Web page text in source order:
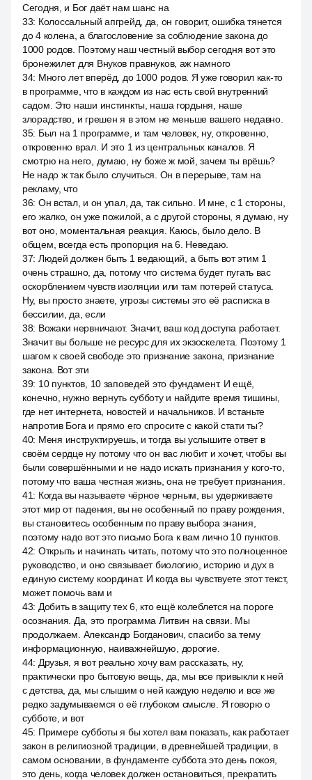
Сегодня, и Бог даёт нам шанс на
33: Колоссальный апгрейд, да, он говорит, ошибка тянется
до 4 колена, а благословение за соблюдение закона до
1000 родов. Поэтому наш честный выбор сегодня вот это
бронежилет для Внуков правнуков, аж намного
34: Много лет вперёд, до 1000 родов. Я уже говорил как-то
в программе, что в каждом из нас есть свой внутренний
садом. Это наши инстинкты, наша гордыня, наше
злорадство, и грешен я в этом не меньше вашего недавно.
35: Был на 1 программе, и там человек, ну, откровенно,
откровенно врал. И это 1 из центральных каналов. Я
смотрю на него, думаю, ну боже ж мой, зачем ты врёшь?
Не надо ж так было случиться. Он в перерыве, там на
рекламу, что
36: Он встал, и он упал, да, так сильно. И мне, с 1 стороны,
его жалко, он уже пожилой, а с другой стороны, я думаю, ну
вот оно, моментальная реакция. Каюсь, было дело. В
общем, всегда есть пропорция на 6. Неведаю.
37: Людей должен быть 1 ведающий, а быть вот этим 1
очень страшно, да, потому что система будет пугать вас
оскорблением чувств изоляции или там потерей статуса.
Ну, вы просто знаете, угрозы системы это её расписка в
бессилии, да, если
38: Вожаки нервничают. Значит, ваш код доступа работает.
Значит вы больше не ресурс для их экзоскелета. Поэтому 1
шагом к своей свободе это признание закона, признание
закона. Вот эти
39: 10 пунктов, 10 заповедей это фундамент. И ещё,
конечно, нужно вернуть субботу и найдите время тишины,
где нет интернета, новостей и начальников. И встаньте
напротив Бога и прямо его спросите с какой стати ты?
40: Меня инструктируешь, и тогда вы услышите ответ в
своём сердце ну потому что он вас любит и хочет, чтобы вы
были совершёнными и не надо искать признания у кого-то,
потому что ваша честная жизнь, она не требует признания.
41: Когда вы называете чёрное черным, вы удерживаете
этот мир от падения, вы не особенный по праву рождения,
вы становитесь особенным по праву выбора знания,
поэтому надо вот это письмо Бога к вам лично 10 пунктов.
42: Открыть и начинать читать, потому что это полноценное
руководство, и оно связывает биологию, историю и дух в
единую систему координат. И когда вы чувствуете этот текст,
может помочь вам и
43: Добить в защиту тех 6, кто ещё колеблется на пороге
осознания. Да, это программа Литвин на связи. Мы
продолжаем. Александр Богданович, спасибо за тему
информационную, наиважнейшую, дорогие.
44: Друзья, я вот реально хочу вам рассказать, ну,
практически про бытовую вещь, да, мы все привыкли к ней
с детства, да, мы слышим о ней каждую неделю и все же
редко задумываемся о её глубоком смысле. Я говорю о
субботе, и вот
45: Примере субботы я бы хотел вам показать, как работает
закон в религиозной традиции, в древнейшей традиции, в
самом основании, в фундаменте суббота это день покоя,
это день, когда человек должен остановиться, прекратить